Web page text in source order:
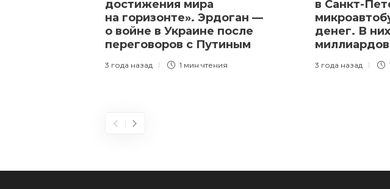
достижения мира
на горизонте». Эрдоган —
о войне в Украине после
переговоров с Путиным
3 года назад 1 мин чтения
в Санкт-
денег. В
3 года назад